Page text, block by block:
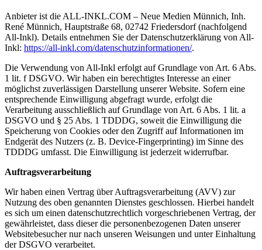
Anbieter ist die ALL-INKL.COM – Neue Medien Münnich, Inh.
René Münnich, Hauptstraße 68, 02742 Friedersdorf (nachfolgend
All-Inkl). Details entnehmen Sie der Datenschutzerklärung von All-
Inkl: https://all-inkl.com/datenschutzinformationen/.
Die Verwendung von All-Inkl erfolgt auf Grundlage von Art. 6 Abs.
1 lit. f DSGVO. Wir haben ein berechtigtes Interesse an einer
möglichst zuverlässigen Darstellung unserer Website. Sofern eine
entsprechende Einwilligung abgefragt wurde, erfolgt die
Verarbeitung ausschließlich auf Grundlage von Art. 6 Abs. 1 lit. a
DSGVO und § 25 Abs. 1 TDDDG, soweit die Einwilligung die
Speicherung von Cookies oder den Zugriff auf Informationen im
Endgerät des Nutzers (z. B. Device-Fingerprinting) im Sinne des
TDDDG umfasst. Die Einwilligung ist jederzeit widerrufbar.
Auftragsverarbeitung
Wir haben einen Vertrag über Auftragsverarbeitung (AVV) zur
Nutzung des oben genannten Dienstes geschlossen. Hierbei handelt
es sich um einen datenschutzrechtlich vorgeschriebenen Vertrag, der
gewährleistet, dass dieser die personenbezogenen Daten unserer
Websitebesucher nur nach unseren Weisungen und unter Einhaltung
der DSGVO verarbeitet.